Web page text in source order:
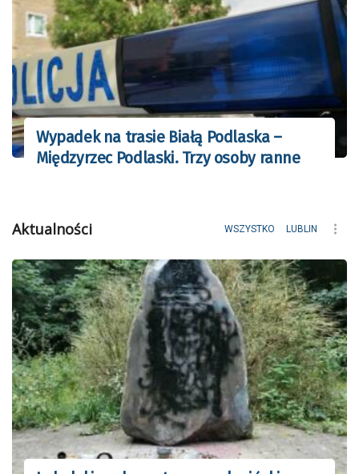
Wypadek na trasie Białą Podlaska –
Międzyrzec Podlaski. Trzy osoby ranne
Aktualności WSZYSTKO LUBLIN